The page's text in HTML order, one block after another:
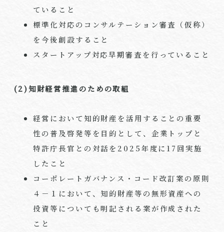
ていること
標準化対応のコンサルテーション審査（仮称）
を今後創設すること
スタートアップ対応早期審査を行っていること
(2)知財経営推進のための取組
経営において知的財産を活用することの重要
性の普及啓発等を目的として、企業トップと
特許庁長官との対話を2025年度に17回実施
したこと
コーポレートガバナンス・コード改訂案の原則
４－１において、知的財産等の無形資産への
投資等についても明記される案が作成された
こと